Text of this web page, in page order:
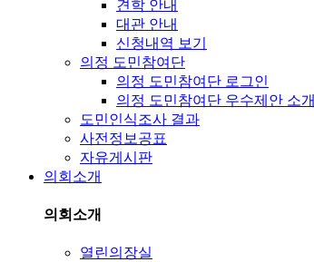
견학 안내
대관 안내
신청내역 보기
의정 도민참여단
의정 도민참여단 로그인
의정 도민참여단 우수제안 소개
도민인식조사 결과
사전정보공표
자유게시판
의회소개
의회소개
열린의장실